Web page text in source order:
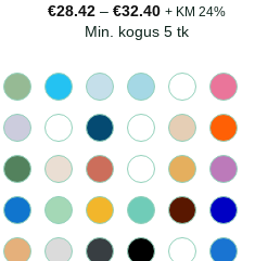
€28.42 – €32.40Hinnavahemik:
€28.42
kuni
+ KM 24%
Min. kogus 5 tk